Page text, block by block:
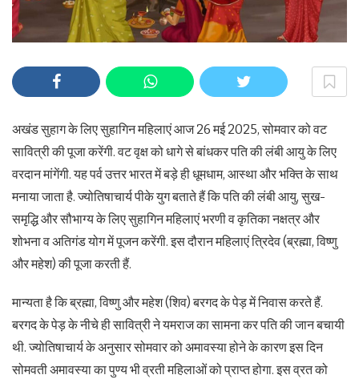
अखंड सुहाग के लिए सुहागिन महिलाएं आज 26 मई 2025, सोमवार को वट
सावित्री की पूजा करेंगी. वट वृक्ष को धागे से बांधकर पति की लंबी आयु के लिए
वरदान मांगेंगी. यह पर्व उत्तर भारत में बड़े ही धूमधाम, आस्था और भक्ति के साथ
मनाया जाता है. ज्योतिषाचार्य पीके युग बताते हैं कि पति की लंबी आयु, सुख-
समृद्धि और सौभाग्य के लिए सुहागिन महिलाएं भरणी व कृतिका नक्षत्र और
शोभना व अतिगंड योग में पूजन करेंगी. इस दौरान महिलाएं त्रिदेव (ब्रह्मा, विष्णु
और महेश) की पूजा करती हैं.
मान्यता है कि ब्रह्मा, विष्णु और महेश (शिव) बरगद के पेड़ में निवास करते हैं.
बरगद के पेड़ के नीचे ही सावित्री ने यमराज का सामना कर पति की जान बचायी
थी. ज्योतिषाचार्य के अनुसार सोमवार को अमावस्या होने के कारण इस दिन
सोमवती अमावस्या का पुण्य भी व्रती महिलाओं को प्राप्त होगा. इस व्रत को